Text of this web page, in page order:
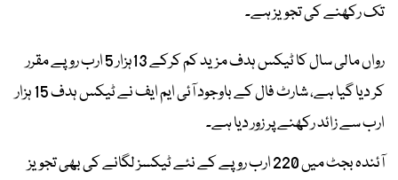
تک رکھنے کی تجویز ہے۔
رواں مالی سال کا ٹیکس ہدف مزید کم کرکے 13ہزار 5 ارب روپے مقرر
کر دیا گیا ہے، شارٹ فال کے باوجود آئی ایم ایف نے ٹیکس ہدف 15 ہزار
ارب سے زائد رکھنے پر زور دیا ہے۔
آئندہ بجٹ میں 220 ارب روپے کے نئے ٹیکسز لگانے کی بھی تجویز